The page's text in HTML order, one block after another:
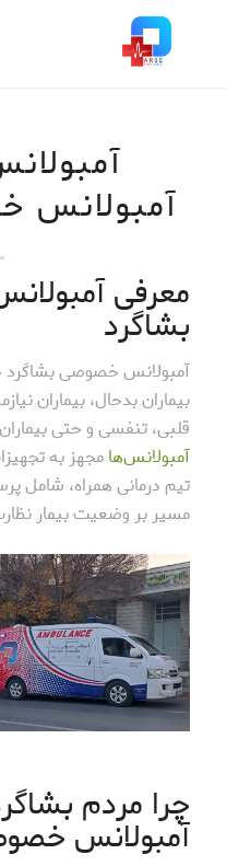
آمبولانس
معرفی
بشاگرد
آمبولانس خصوصی بشاگرد
بیماران بدحال، بیماران
قلبی، تنفسی و حتی
آمبولانس‌هامجهز به
تیم درمانی همراه، شامل
مسیر بر وضعیت بیمار
چرا مردم
آمبولانس